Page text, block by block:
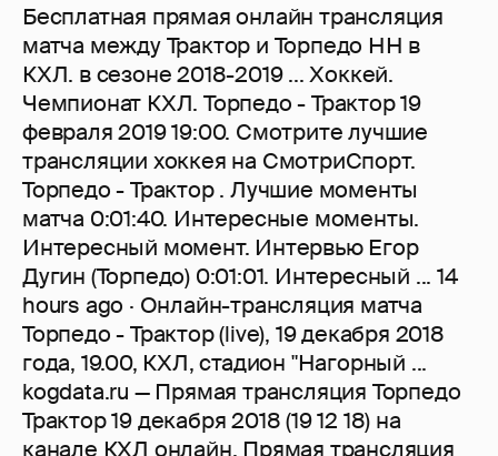
Бесплатная прямая онлайн трансляция
матча между Трактор и Торпедо НН в
КХЛ. в сезоне 2018-2019 ... Хоккей.
Чемпионат КХЛ. Торпедо - Трактор 19
февраля 2019 19:00. Смотрите лучшие
трансляции хоккея на СмотриСпорт.
Торпедо - Трактор . Лучшие моменты
матча 0:01:40. Интересные моменты.
Интересный момент. Интервью Егор
Дугин (Торпедо) 0:01:01. Интересный ... 14
hours ago · Онлайн-трансляция матча
Торпедо - Трактор (live), 19 декабря 2018
года, 19.00, КХЛ, стадион "Нагорный ...
kogdata.ru — Прямая трансляция Торпедо
Трактор 19 декабря 2018 (19 12 18) на
канале КХЛ онлайн. Прямая трансляция